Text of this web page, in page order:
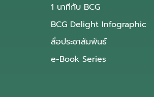
1 นาทีกับ BCG
BCG Delight Infographic
สื่อประชาสัมพันธ์
e-Book Series